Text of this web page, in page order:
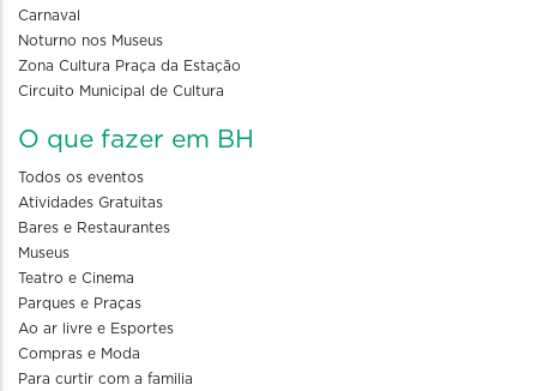
Carnaval
Noturno nos Museus
Zona Cultura Praça da Estação
Circuito Municipal de Cultura
O que fazer em BH
Todos os eventos
Atividades Gratuitas
Bares e Restaurantes
Museus
Teatro e Cinema
Parques e Praças
Ao ar livre e Esportes
Compras e Moda
Para curtir com a familia